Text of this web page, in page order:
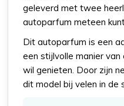
geleverd met twee
autoparfum meteen
Dit autoparfum is een
een stijlvolle manier van
wil genieten. Door zijn
dit model bij velen in de